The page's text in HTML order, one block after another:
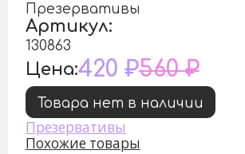
Презервативы
Артикул:
130863
Цена:420 ₽560 ₽
Товара нет в наличии
Презервативы
Похожие товары